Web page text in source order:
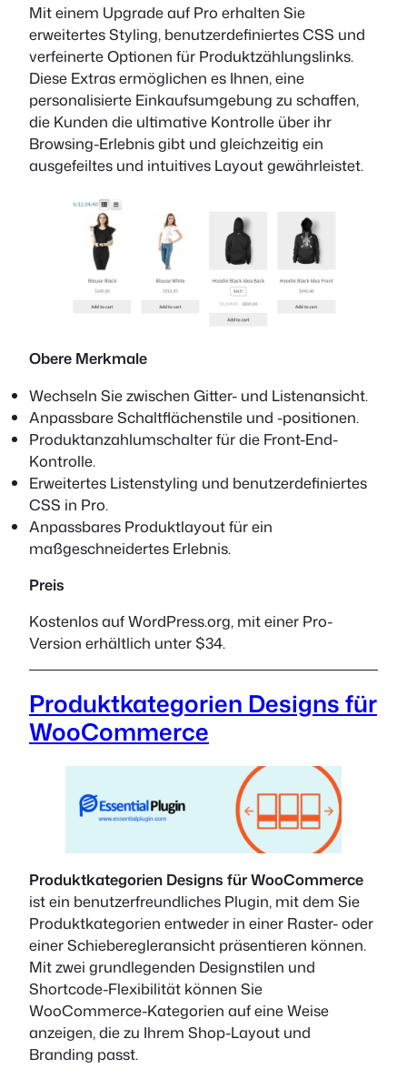
Mit einem Upgrade auf Pro erhalten Sie
erweitertes Styling, benutzerdefiniertes CSS und
verfeinerte Optionen für Produktzählungslinks.
Diese Extras ermöglichen es Ihnen, eine
personalisierte Einkaufsumgebung zu schaffen,
die Kunden die ultimative Kontrolle über ihr
Browsing-Erlebnis gibt und gleichzeitig ein
ausgefeiltes und intuitives Layout gewährleistet.
Obere Merkmale
Wechseln Sie zwischen Gitter- und Listenansicht.
Anpassbare Schaltflächenstile und -positionen.
Produktanzahlumschalter für die Front-End-
Kontrolle.
Erweitertes Listenstyling und benutzerdefiniertes
CSS in Pro.
Anpassbares Produktlayout für ein
maßgeschneidertes Erlebnis.
Preis
Kostenlos auf WordPress.org, mit einer Pro-
Version erhältlich unter $34.
Produktkategorien Designs für
WooCommerce
Produktkategorien Designs für WooCommerce
ist ein benutzerfreundliches Plugin, mit dem Sie
Produktkategorien entweder in einer Raster- oder
einer Schieberegleransicht präsentieren können.
Mit zwei grundlegenden Designstilen und
Shortcode-Flexibilität können Sie
WooCommerce-Kategorien auf eine Weise
anzeigen, die zu Ihrem Shop-Layout und
Branding passt.